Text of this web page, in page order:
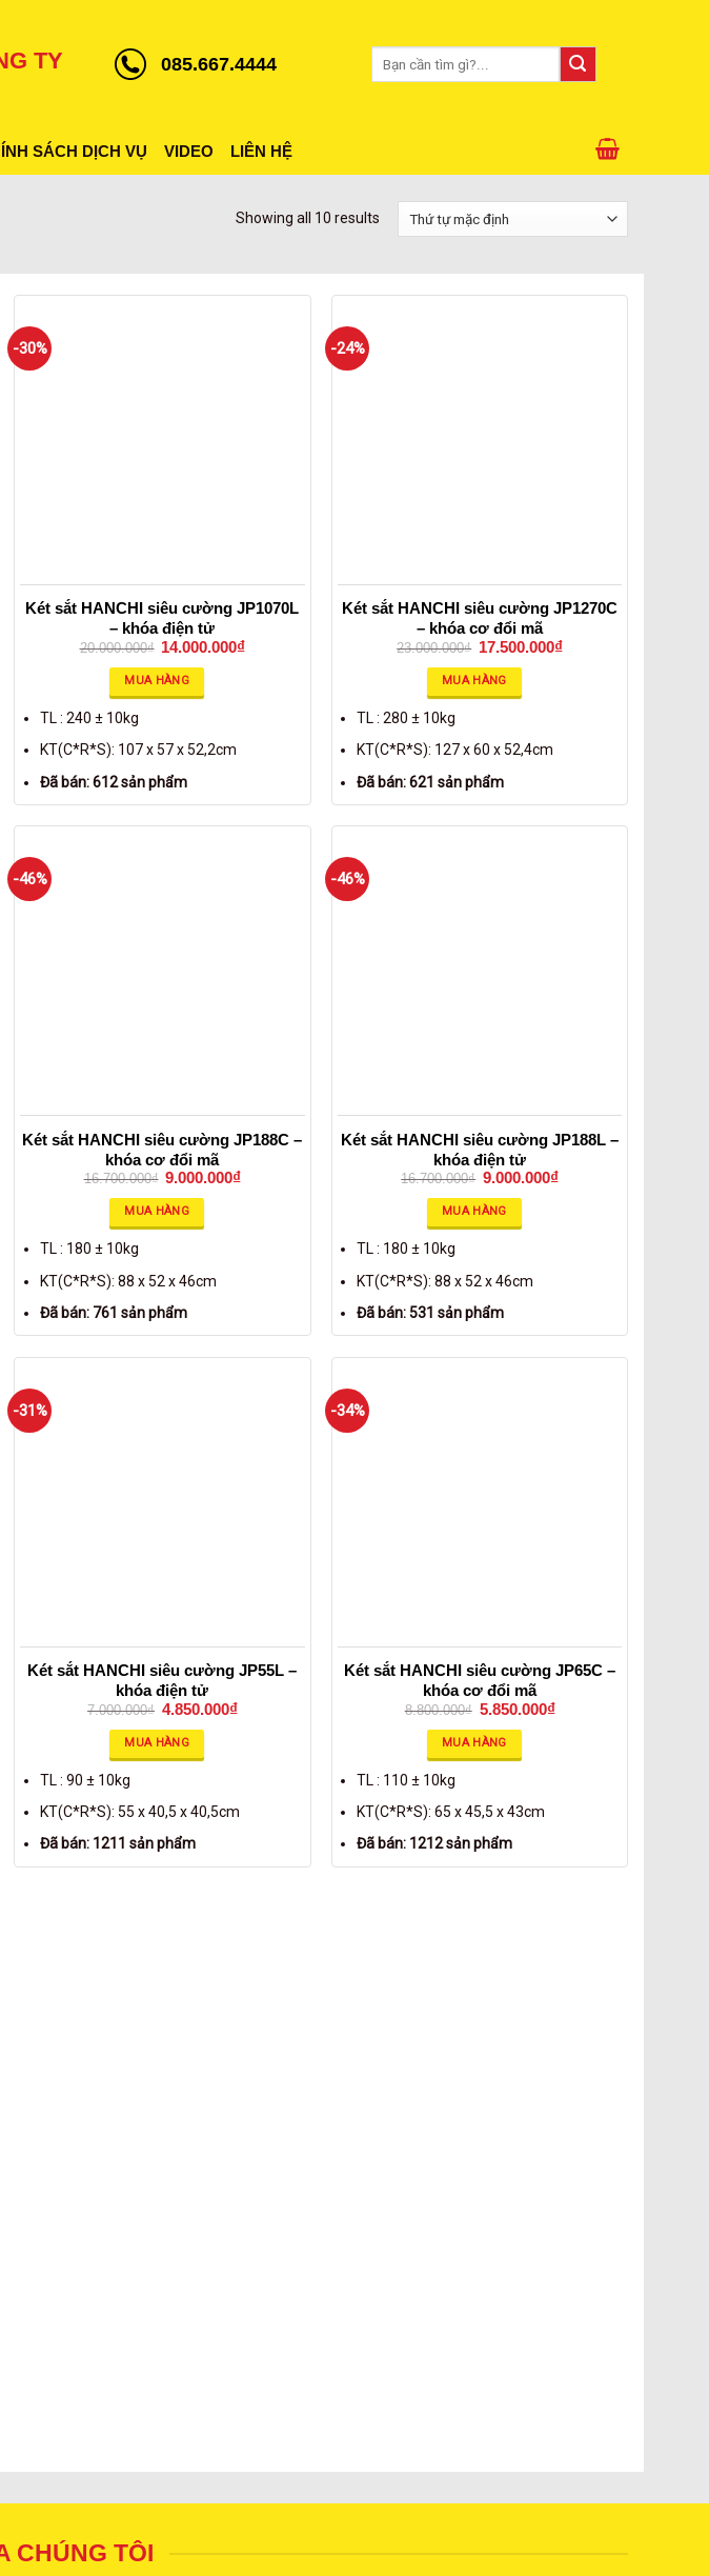
TY
085.667.4444
kiếm:
SÁCH DỊCH VỤ VIDEO LIÊN HỆ
Showing all 10 results
-30%
Két sắt HANCHI siêu cường JP1070L
– khóa điện tử
20.000.000₫ 14.000.000₫
MUA HÀNG
TL : 240 ± 10kg
KT(C*R*S): 107 x 57 x 52,2cm
Đã bán: 612 sản phẩm
-24%
Két sắt HANCHI siêu cường JP1270C
– khóa cơ đổi mã
23.000.000₫ 17.500.000₫
MUA HÀNG
TL : 280 ± 10kg
KT(C*R*S): 127 x 60 x 52,4cm
Đã bán: 621 sản phẩm
-46%
Két sắt HANCHI siêu cường JP188C –
khóa cơ đổi mã
16.700.000₫ 9.000.000₫
MUA HÀNG
TL : 180 ± 10kg
KT(C*R*S): 88 x 52 x 46cm
Đã bán: 761 sản phẩm
-46%
Két sắt HANCHI siêu cường JP188L –
khóa điện tử
16.700.000₫ 9.000.000₫
MUA HÀNG
TL : 180 ± 10kg
KT(C*R*S): 88 x 52 x 46cm
Đã bán: 531 sản phẩm
-31%
Két sắt HANCHI siêu cường JP55L –
khóa điện tử
7.000.000₫ 4.850.000₫
MUA HÀNG
TL : 90 ± 10kg
KT(C*R*S): 55 x 40,5 x 40,5cm
Đã bán: 1211 sản phẩm
-34%
Két sắt HANCHI siêu cường JP65C –
khóa cơ đổi mã
8.800.000₫ 5.850.000₫
MUA HÀNG
TL : 110 ± 10kg
KT(C*R*S): 65 x 45,5 x 43cm
Đã bán: 1212 sản phẩm
CHÚNG TÔI